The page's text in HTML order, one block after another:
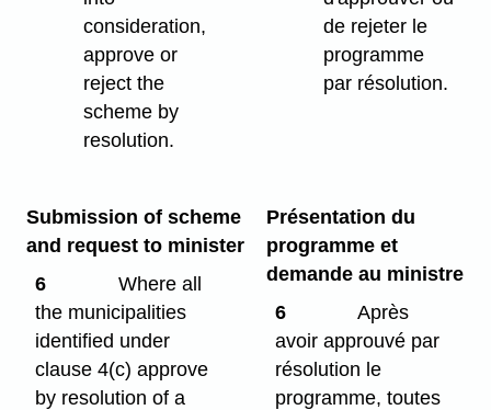
consideration,
approve or
reject the
scheme by
resolution.
de rejeter le
programme
par résolution.
Submission of scheme
and request to minister
6
Where all
the municipalities
identified under
clause 4(c) approve
by resolution of a
Présentation du
programme et
demande au ministre
6
Après
avoir approuvé par
résolution le
programme, toutes